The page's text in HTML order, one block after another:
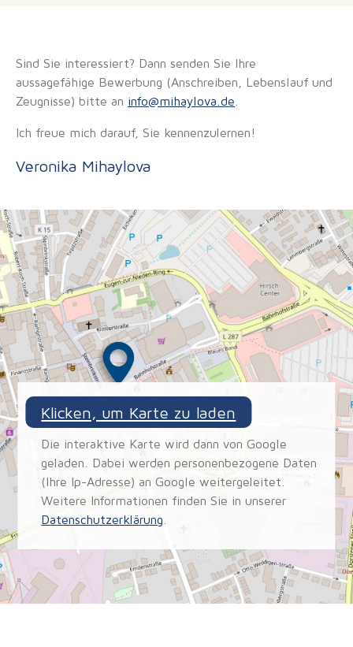
Sind Sie interessiert? Dann senden Sie Ihre
aussagefähige Bewerbung (Anschreiben, Lebenslauf und
Zeugnisse) bitte an info@mihaylova.de
Ich freue mich darauf, Sie kennenzulernen!
Veronika Mihaylova
Klicken, um Karte zu laden
Die interaktive Karte wird dann von Google
geladen. Dabei werden personenbezogene Daten
(Ihre Ip-Adresse) an Google weitergeleitet.
Weitere Informationen finden Sie in unserer
Datenschutzerklärung